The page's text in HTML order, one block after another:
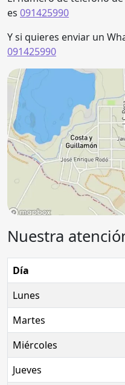
es 091425990
Y si quieres enviar un
091425990
Nuestra
Día
Lunes
Martes
Miércoles
Jueves